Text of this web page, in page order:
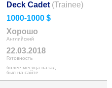
Deck Cadet (Trainee)
1000-1000 $
Хорошо
Английский
22.03.2018
Готовность
более месяца назад
был на сайте